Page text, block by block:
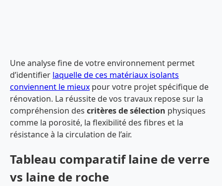
Une analyse fine de votre environnement permet
d’identifier laquelle de ces matériaux isolants
conviennent le mieux pour votre projet spécifique de
rénovation. La réussite de vos travaux repose sur la
compréhension des critères de sélection physiques
comme la porosité, la flexibilité des fibres et la
résistance à la circulation de l’air.
Tableau comparatif laine de verre
vs laine de roche